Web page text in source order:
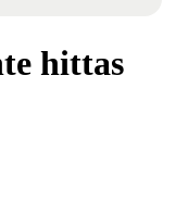
hittas